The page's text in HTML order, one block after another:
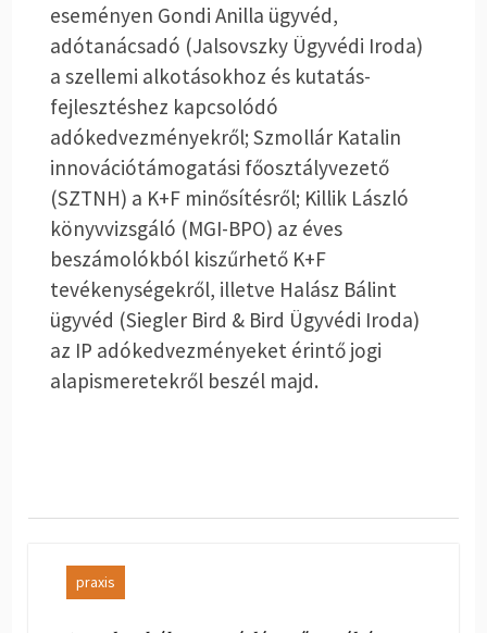
eseményen Gondi Anilla ügyvéd,
adótanácsadó (Jalsovszky Ügyvédi Iroda)
a szellemi alkotásokhoz és kutatás-
fejlesztéshez kapcsolódó
adókedvezményekről; Szmollár Katalin
innovációtámogatási főosztályvezető
(SZTNH) a K+F minősítésről; Killik László
könyvvizsgáló (MGI-BPO) az éves
beszámolókból kiszűrhető K+F
tevékenységekről, illetve Halász Bálint
ügyvéd (Siegler Bird & Bird Ügyvédi Iroda)
az IP adókedvezményeket érintő jogi
alapismeretekről beszél majd.
praxis